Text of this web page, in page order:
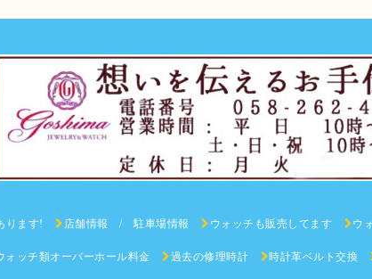
ります! 店舗情報 / 駐車場情報 ウォッチも販売してます ウ
ォッチ類オーバーホール料金 過去の修理時計 時計革ベルト交換